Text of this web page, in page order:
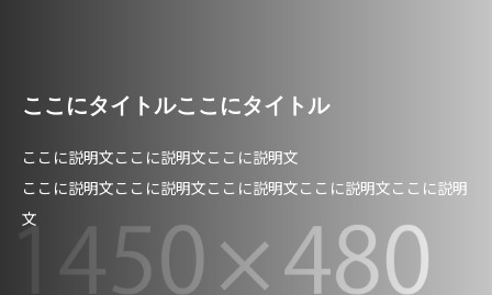
ここにタイトルここにタイトル
ここに説明文ここに説明文ここに説明文
ここに説明文ここに説明文ここに説明文ここに説明文ここに説明
文